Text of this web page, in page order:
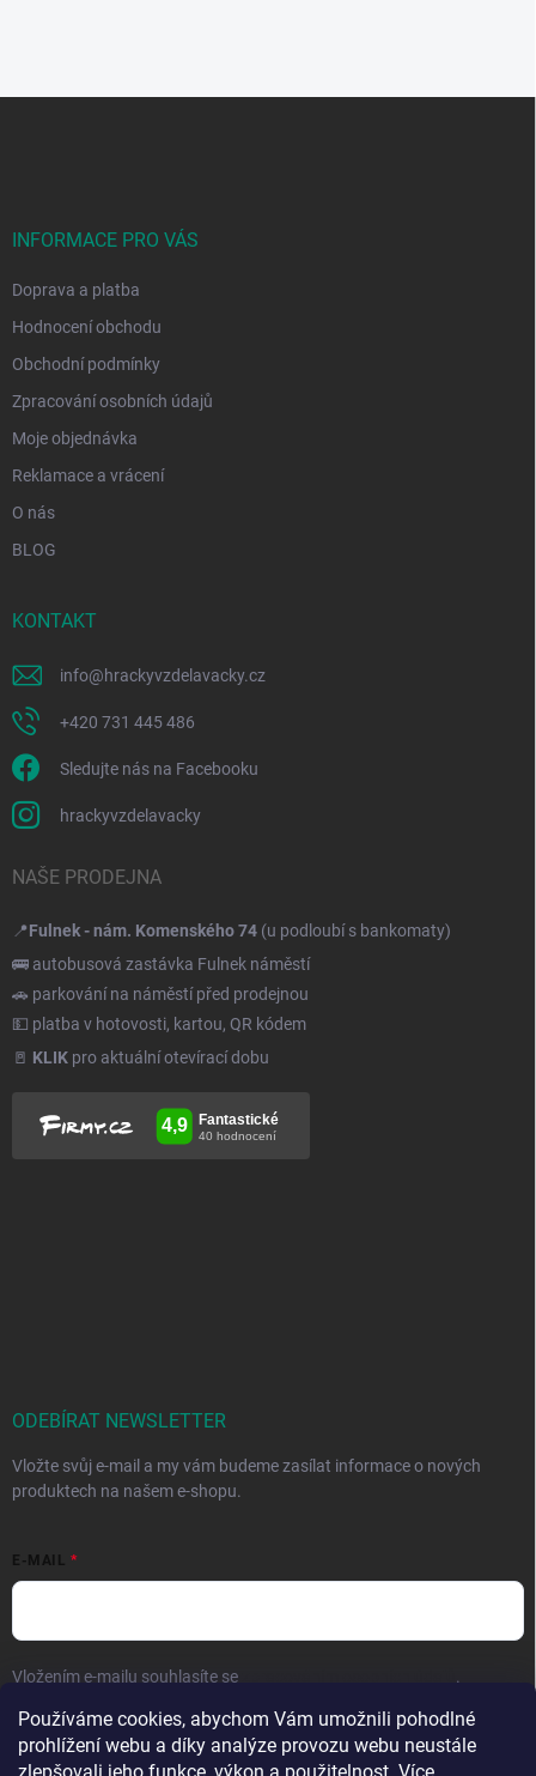
Používáme cookies, abychom Vám umožnili pohodlné
prohlížení webu a díky analýze provozu webu neustále
INFORMACE PRO VÁS
Doprava a platba
Hodnocení obchodu
Obchodní podmínky
Zpracování osobních údajů
Moje objednávka
Reklamace a vrácení
O nás
BLOG
KONTAKT
info@hrackyvzdelavacky.cz
+420 731 445 486
Sledujte nás na Facebooku
hrackyvzdelavacky
NAŠE PRODEJNA
📍Fulnek - nám. Komenského 74 (u podloubí s bankomaty)
🚌 autobusová zastávka Fulnek náměstí
🚗 parkování na náměstí před prodejnou
💵 platba v hotovosti, kartou, QR kódem
🚪 KLIK pro aktuální otevírací dobu
ODEBÍRAT NEWSLETTER
Vložte svůj e-mail a my vám budeme zasílat informace o nových
produktech na našem e-shopu.
E-MAIL
Vložením e-mailu souhlasíte se .
Přihlásit se